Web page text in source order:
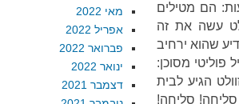
הם מטילים
עשה את זה
שהוא ירחיב
מסוכן:
הגיע לבית
סליחה!
מאי 2022
אפריל 2022
פברואר 2022
ינואר 2022
דצמבר 2021